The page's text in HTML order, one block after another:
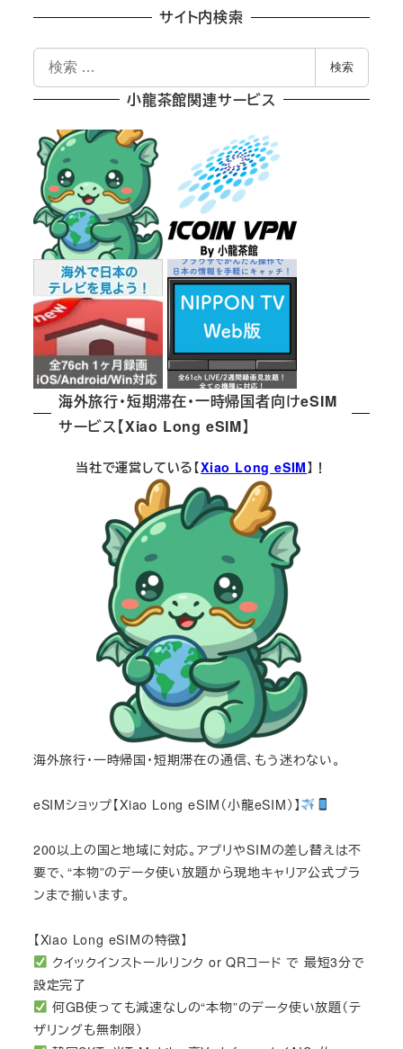
サイト内検索
検
索
検索
小龍茶館関連サービス
海外旅行・短期滞在・一時帰国者向けeSIM
サービス【Xiao Long eSIM】
当社で運営している【Xiao Long eSIM】！
海外旅行・一時帰国・短期滞在の通信、もう迷わない。
eSIMショップ【Xiao Long eSIM（小龍eSIM）】
200以上の国と地域に対応。アプリやSIMの差し替えは不
要で、“本物”のデータ使い放題から現地キャリア公式プラ
ンまで揃います。
【Xiao Long eSIMの特徴】
クイックインストールリンク or QRコード で 最短3分で
設定完了
何GB使っても減速なしの“本物”のデータ使い放題（テ
ザリングも無制限）